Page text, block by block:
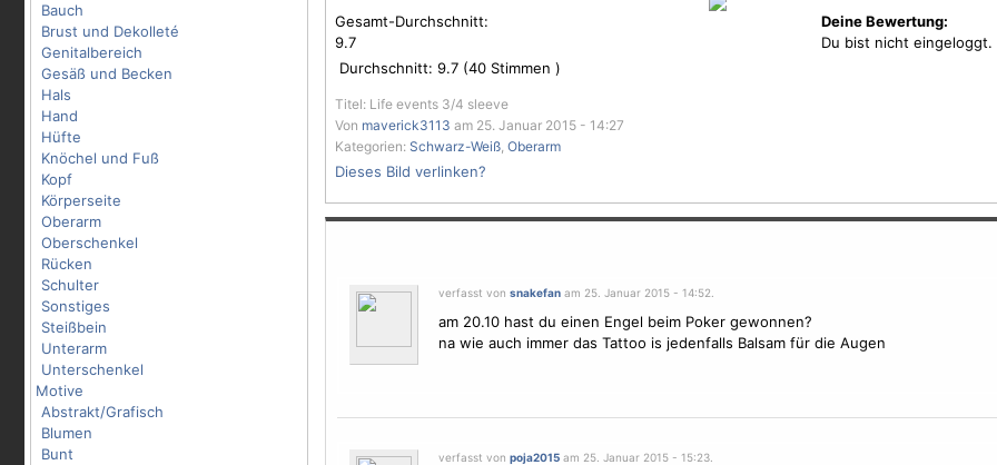
Bauch
Brust und Dekolleté
Genitalbereich
Gesäß und Becken
Hals
Hand
Hüfte
Knöchel und Fuß
Kopf
Körperseite
Oberarm
Oberschenkel
Rücken
Schulter
Sonstiges
Steißbein
Unterarm
Unterschenkel
Motive
Abstrakt/Grafisch
Blumen
Bunt
Gesamt-Durchschnitt:
9.7
Durchschnitt: 9.7 (40 Stimmen )
Deine Bewertung:
Du bist nicht eingeloggt.
Titel: Life events 3/4 sleeve
Von maverick3113 am 25. Januar 2015 - 14:27
Kategorien: Schwarz-Weiß, Oberarm
Dieses Bild verlinken?
verfasst von snakefanam 25. Januar 2015 - 14:52.
am 20.10 hast du einen Engel beim Poker gewonnen?
na wie auch immer das Tattoo is jedenfalls Balsam für die Augen
verfasst von poja2015am 25. Januar 2015 - 15:23.